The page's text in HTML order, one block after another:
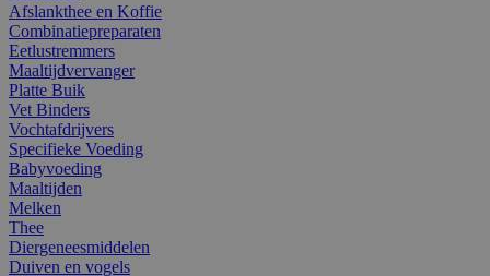
Afslankthee en Koffie
Combinatiepreparaten
Eetlustremmers
Maaltijdvervanger
Platte Buik
Vet Binders
Vochtafdrijvers
Specifieke Voeding
Babyvoeding
Maaltijden
Melken
Thee
Diergeneesmiddelen
Duiven en vogels